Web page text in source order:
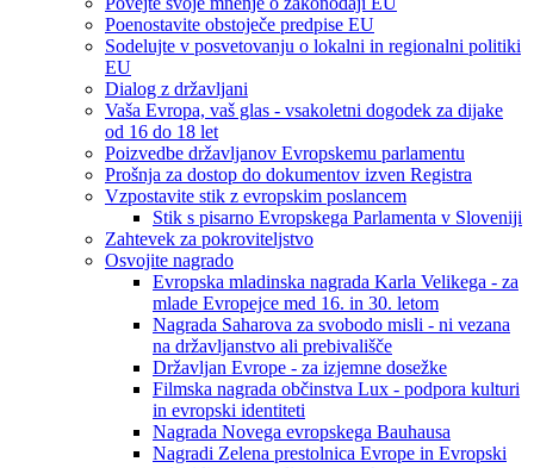
Poenostavite obstoječe predpise EU
Sodelujte v posvetovanju o lokalni in regionalni politiki
EU
Dialog z državljani
Vaša Evropa, vaš glas - vsakoletni dogodek za dijake
od 16 do 18 let
Poizvedbe državljanov Evropskemu parlamentu
Prošnja za dostop do dokumentov izven Registra
Vzpostavite stik z evropskim poslancem
Stik s pisarno Evropskega Parlamenta v Sloveniji
Zahtevek za pokroviteljstvo
Osvojite nagrado
Evropska mladinska nagrada Karla Velikega - za
mlade Evropejce med 16. in 30. letom
Nagrada Saharova za svobodo misli - ni vezana
na državljanstvo ali prebivališče
Državljan Evrope - za izjemne dosežke
Filmska nagrada občinstva Lux - podpora kulturi
in evropski identiteti
Nagrada Novega evropskega Bauhausa
Nagradi Zelena prestolnica Evrope in Evropski